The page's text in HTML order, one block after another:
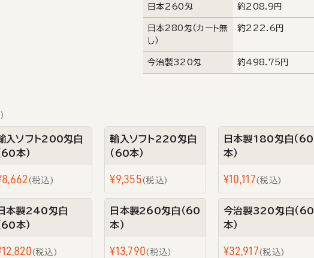
日本260匁 約208.9円
日本280匁（カート無
し）
約222.6円
今治製320匁 約498.75円
入ソフト200匁白
60本）
8,662 税込
輸入ソフト220匁白
（60本）
¥9,355 税込
日本製180匁白（60
本）
¥10,117 税込
本製240匁白
60本）
12,820 税込
日本製260匁白（60
本）
¥13,790 税込
今治製320匁白（60
本）
¥32,917 税込